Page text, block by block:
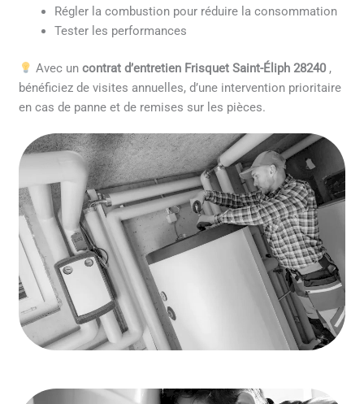
Régler la combustion pour réduire la consommation
Tester les performances
Avec un contrat d’entretien Frisquet Saint-Éliph 28240 ,
bénéficiez de visites annuelles, d’une intervention prioritaire
en cas de panne et de remises sur les pièces.